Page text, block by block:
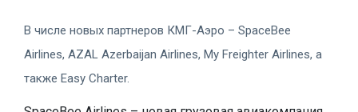
В числе новых партнеров КМГ-Аэро – SpaceBee
Airlines, AZAL Azerbaijan Airlines, My Freighter Airlines, а
также Easy Charter.